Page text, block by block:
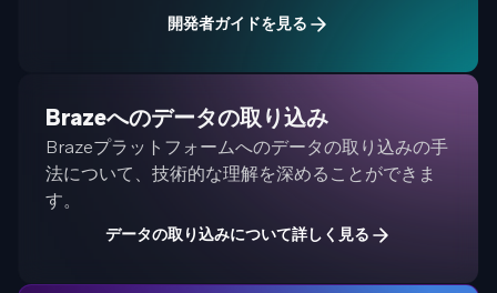
開発者ガイドを見る
Brazeへのデータの取り込み
Brazeプラットフォームへのデータの取り込みの手
法について、技術的な理解を深めることができま
す。
データの取り込みについて詳しく見る